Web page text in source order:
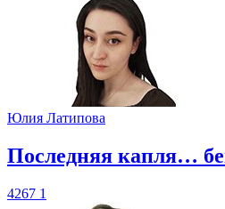
Юлия Латипова
​Последняя капля…
4267 1